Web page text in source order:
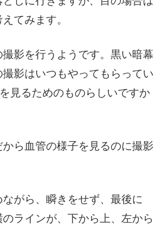
てみます。
影を行うようです。黒い暗幕
影はいつもやってもらってい
見るためのものらしいですか
ら血管の様子を見るのに撮影
がら、瞬きをせず、最後に
ラインが、下から上、左から